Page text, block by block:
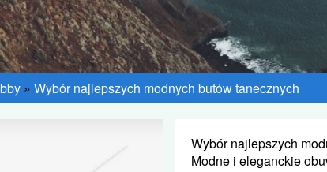
» Wybór najlepszych modnych butów tanecznych
Wybór najlepszych
Modne i eleganckie